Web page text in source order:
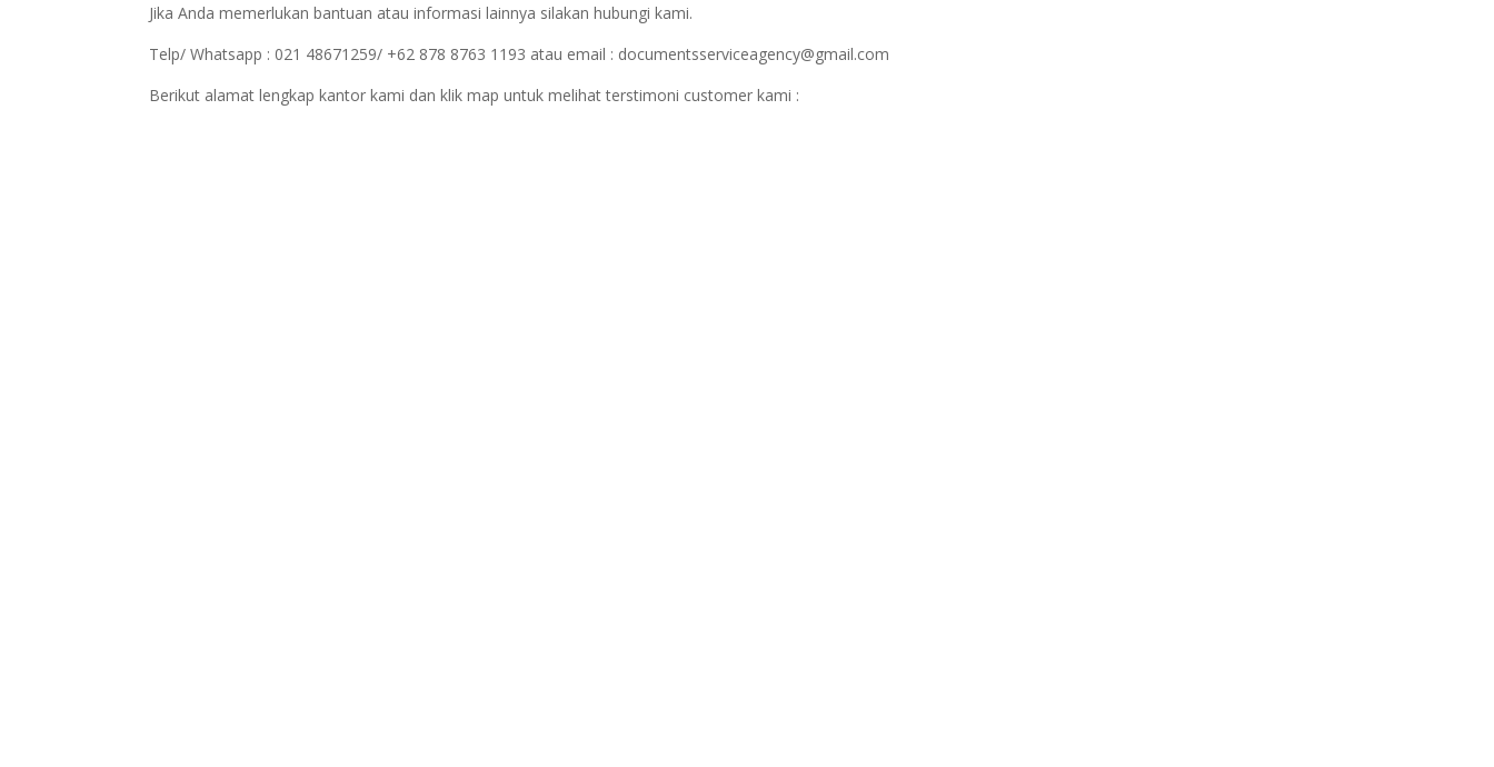
Jika Anda memerlukan bantuan atau informasi lainnya silakan hubungi kami.
Telp/ Whatsapp : 021 48671259/ +62 878 8763 1193 atau email : documentsserviceagency@gmail.com
Berikut alamat lengkap kantor kami dan klik map untuk melihat terstimoni customer kami :